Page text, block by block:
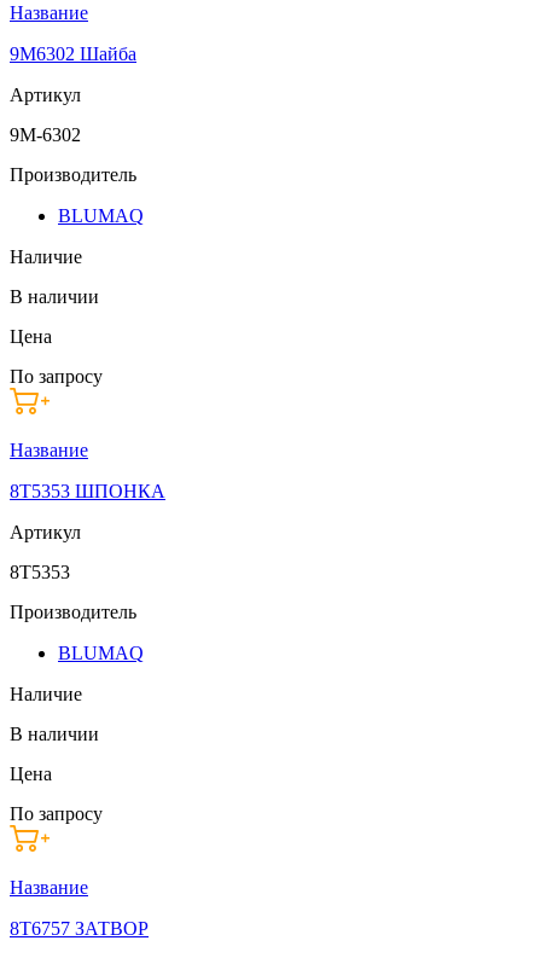
Название
9M6302 Шайба
Артикул
9M-6302
Производитель
BLUMAQ
Наличие
В наличии
Цена
По запросу
Название
8T5353 ШПОНКА
Артикул
8T5353
Производитель
BLUMAQ
Наличие
В наличии
Цена
По запросу
Название
8T6757 ЗАТВОР